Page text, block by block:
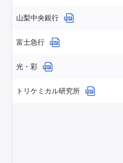
山梨中央銀行
富士急行
光・彩
トリケミカル研究所